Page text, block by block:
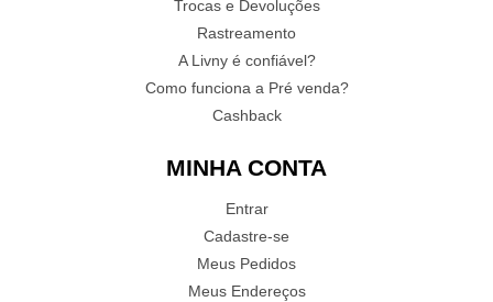
Trocas e Devoluções
Rastreamento
A Livny é confiável?
Como funciona a Pré venda?
Cashback
MINHA CONTA
Entrar
Cadastre-se
Meus Pedidos
Meus Endereços